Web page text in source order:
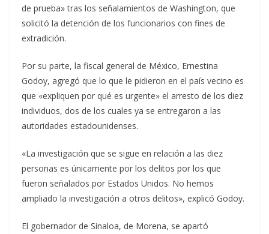
de prueba» tras los señalamientos de Washington, que
solicitó la detención de los funcionarios con fines de
extradición.
Por su parte, la fiscal general de México, Ernestina
Godoy, agregó que lo que le pidieron en el país vecino es
que «expliquen por qué es urgente» el arresto de los diez
individuos, dos de los cuales ya se entregaron a las
autoridades estadounidenses.
«La investigación que se sigue en relación a las diez
personas es únicamente por los delitos por los que
fueron señalados por Estados Unidos. No hemos
ampliado la investigación a otros delitos», explicó Godoy.
El gobernador de Sinaloa, de Morena, se apartó